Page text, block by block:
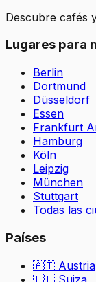
Descubre cafés
Lugares para
Berlin
Dortmund
Düsseldorf
Essen
Frankfurt
Hamburg
Köln
Leipzig
München
Stuttgart
Todas las
Países
🇦🇹 Austria
🇨🇭 Suiza